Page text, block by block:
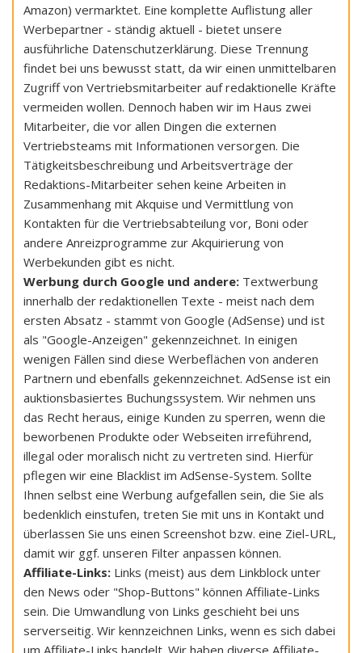
Amazon) vermarktet. Eine komplette Auflistung aller
Werbepartner - ständig aktuell - bietet unsere
ausführliche Datenschutzerklärung. Diese Trennung
findet bei uns bewusst statt, da wir einen unmittelbaren
Zugriff von Vertriebsmitarbeiter auf redaktionelle Kräfte
vermeiden wollen. Dennoch haben wir im Haus zwei
Mitarbeiter, die vor allen Dingen die externen
Vertriebsteams mit Informationen versorgen. Die
Tätigkeitsbeschreibung und Arbeitsverträge der
Redaktions-Mitarbeiter sehen keine Arbeiten in
Zusammenhang mit Akquise und Vermittlung von
Kontakten für die Vertriebsabteilung vor, Boni oder
andere Anreizprogramme zur Akquirierung von
Werbekunden gibt es nicht.
Werbung durch Google und andere: Textwerbung
innerhalb der redaktionellen Texte - meist nach dem
ersten Absatz - stammt von Google (AdSense) und ist
als "Google-Anzeigen" gekennzeichnet. In einigen
wenigen Fällen sind diese Werbeflächen von anderen
Partnern und ebenfalls gekennzeichnet. AdSense ist ein
auktionsbasiertes Buchungssystem. Wir nehmen uns
das Recht heraus, einige Kunden zu sperren, wenn die
beworbenen Produkte oder Webseiten irreführend,
illegal oder moralisch nicht zu vertreten sind. Hierfür
pflegen wir eine Blacklist im AdSense-System. Sollte
Ihnen selbst eine Werbung aufgefallen sein, die Sie als
bedenklich einstufen, treten Sie mit uns in Kontakt und
überlassen Sie uns einen Screenshot bzw. eine Ziel-URL,
damit wir ggf. unseren Filter anpassen können.
Affiliate-Links: Links (meist) aus dem Linkblock unter
den News oder "Shop-Buttons" können Affiliate-Links
sein. Die Umwandlung von Links geschieht bei uns
serverseitig. Wir kennzeichnen Links, wenn es sich dabei